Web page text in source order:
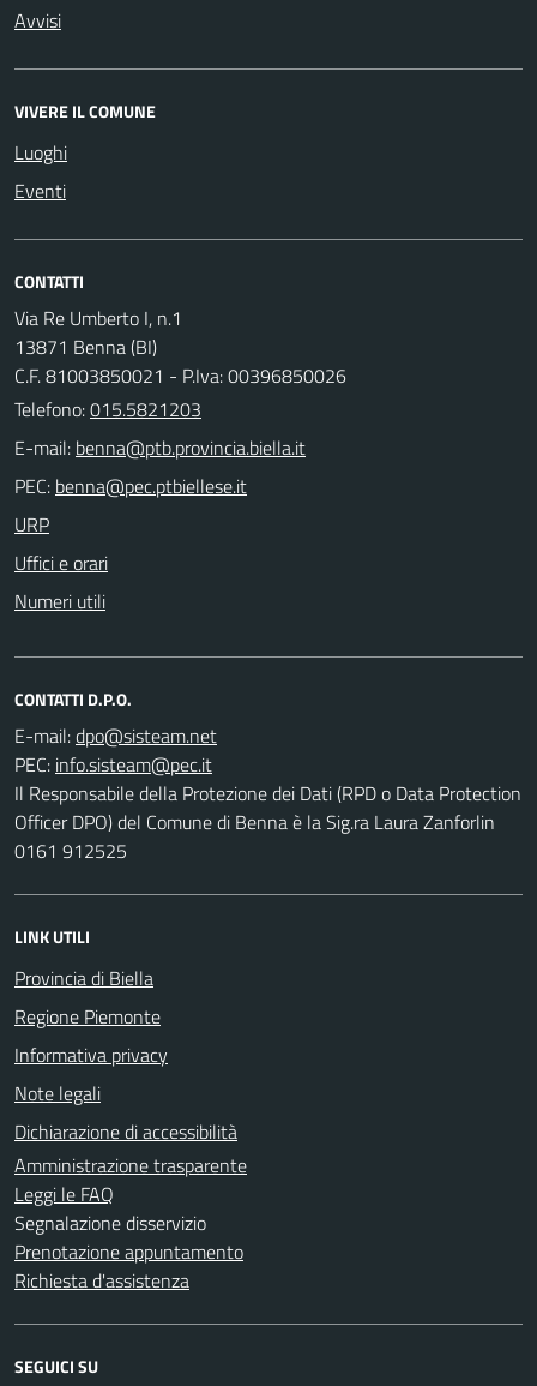
Avvisi
VIVERE IL COMUNE
Luoghi
Eventi
CONTATTI
Via Re Umberto I, n.1
13871 Benna (BI)
C.F. 81003850021 - P.Iva: 00396850026
Telefono:015.5821203
E-mail:
PEC:
URP
Uffici e orari
Numeri utili
CONTATTI D.P.O.
E-mail:
PEC:
Il Responsabile della Protezione dei Dati (RPD o Data Protection
Officer DPO) del Comune di Benna è la Sig.ra Laura Zanforlin
0161 912525
LINK UTILI
Provincia di Biella
Regione Piemonte
Informativa privacy
Note legali
Dichiarazione di accessibilità
Amministrazione trasparente
Leggi le FAQ
Segnalazione disservizio
Prenotazione appuntamento
Richiesta d'assistenza
SEGUICI SU